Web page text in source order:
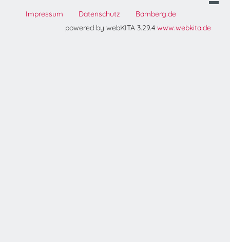
Impressum Datenschutz
Bamberg.de
powered by webKITA 3.29.4 www.webkita.de